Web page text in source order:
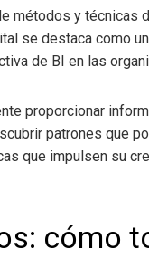
métodos y técnicas
se destaca como
de BI en las
proporcionar
patrones que
que impulsen su
: cómo